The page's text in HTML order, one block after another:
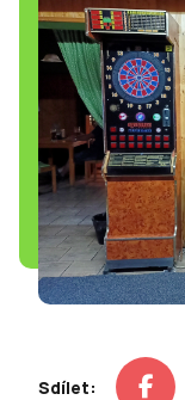
Sdílet: